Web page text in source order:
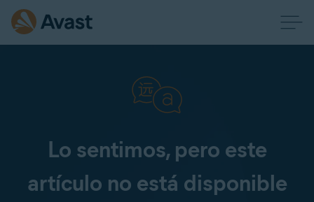
Lo sentimos, pero este
artículo no está disponible